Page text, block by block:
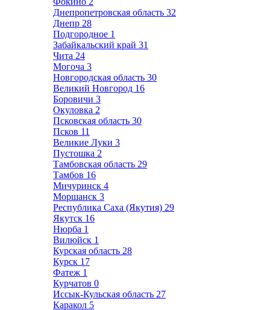
Днепропетровская область 32
Днепр 28
Подгородное 1
Забайкальский край 31
Чита 24
Могоча 3
Новгородская область 30
Великий Новгород 16
Боровичи 3
Окуловка 2
Псковская область 30
Псков 11
Великие Луки 3
Пустошка 2
Тамбовская область 29
Тамбов 16
Мичуринск 4
Моршанск 3
Республика Саха (Якутия) 29
Якутск 16
Нюрба 1
Вилюйск 1
Курская область 28
Курск 17
Фатеж 1
Курчатов 0
Иссык-Кульская область 27
Каракол 5